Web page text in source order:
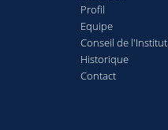
Profil
Equipe
Conseil de l'Institut
Historique
Contact